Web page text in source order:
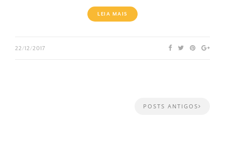
LEIA MAIS
22/12/2017
POSTS ANTIGOS